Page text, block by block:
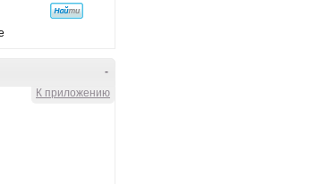
-
К приложению